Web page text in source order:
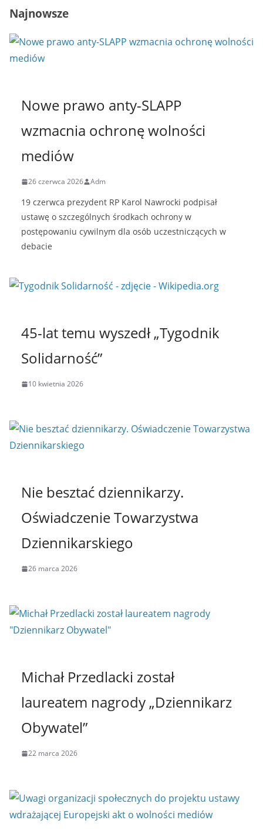
Najnowsze
Nowe prawo anty-SLAPP
wzmacnia ochronę wolności
mediów
26 czerwca 2026 Adm
19 czerwca prezydent RP Karol Nawrocki podpisał
ustawę o szczególnych środkach ochrony w
postępowaniu cywilnym dla osób uczestniczących w
debacie
45-lat temu wyszedł „Tygodnik
Solidarność”
10 kwietnia 2026
Nie besztać dziennikarzy.
Oświadczenie Towarzystwa
Dziennikarskiego
26 marca 2026
Michał Przedlacki został
laureatem nagrody „Dziennikarz
Obywatel”
22 marca 2026